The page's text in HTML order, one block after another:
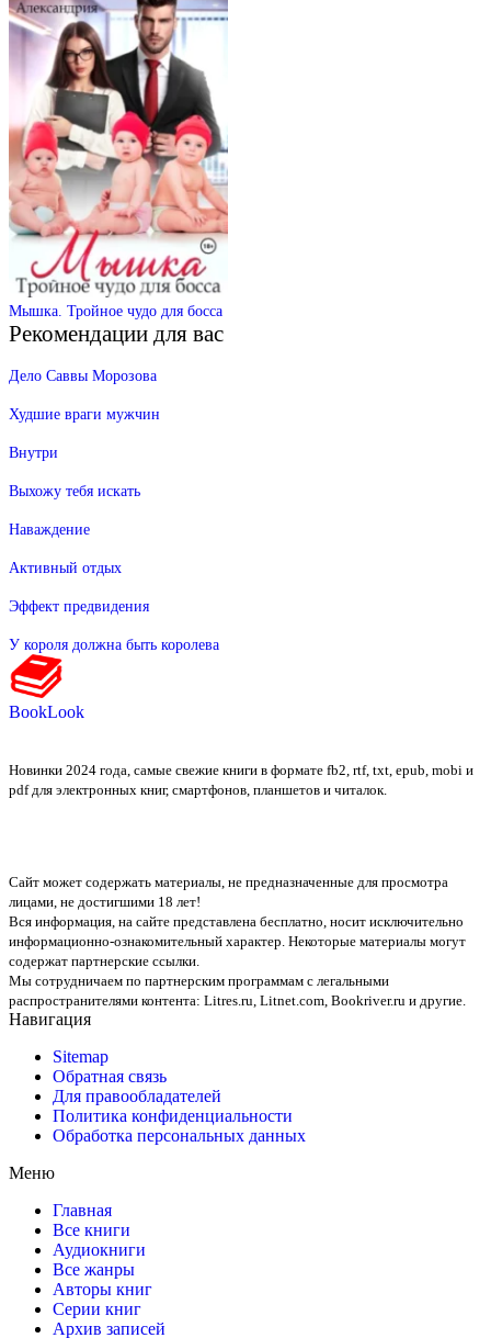
Мышка. Тройное чудо для босса
Рекомендации для вас
Дело Саввы Морозова
Худшие враги мужчин
Внутри
Выхожу тебя искать
Наваждение
Активный отдых
Эффект предвидения
У короля должна быть королева
BookLook
Новинки 2024 года, самые свежие книги в формате fb2, rtf, txt, epub, mobi и
pdf для электронных книг, смартфонов, планшетов и читалок.
Сайт может содержать материалы, не предназначенные для просмотра
лицами, не достигшими 18 лет!
Вся информация, на сайте представлена бесплатно, носит исключительно
информационно-ознакомительный характер. Некоторые материалы могут
содержат партнерские ссылки.
Мы сотрудничаем по партнерским программам с легальными
распространителями контента: Litres.ru, Litnet.com, Bookriver.ru и другие.
Навигация
Sitemap
Обратная связь
Для правообладателей
Политика конфиденциальности
Обработка персональных данных
Меню
Главная
Все книги
Аудиокниги
Все жанры
Авторы книг
Серии книг
Архив записей